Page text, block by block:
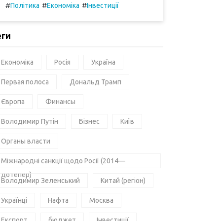
#Політика #Економіка #Інвестиції
Економіка Росія Україна
Первая полоса Дональд Трамп
Європа Финансы
Володимир Путін Бізнес Київ
Органы власти
Міжнародні санкції щодо Росії (2014—
дотепер)
Володимир Зеленський Китай (регіон)
Українці Нафта Москва